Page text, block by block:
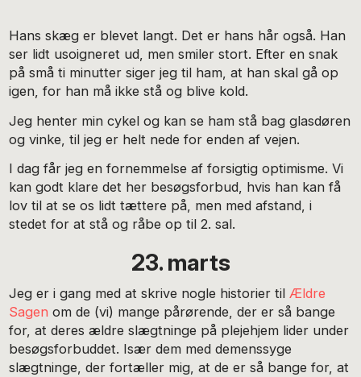
Hans skæg er blevet langt. Det er hans hår også. Han
ser lidt usoigneret ud, men smiler stort. Efter en snak
på små ti minutter siger jeg til ham, at han skal gå op
igen, for han må ikke stå og blive kold.
Jeg henter min cykel og kan se ham stå bag glasdøren
og vinke, til jeg er helt nede for enden af vejen.
I dag får jeg en fornemmelse af forsigtig optimisme. Vi
kan godt klare det her besøgsforbud, hvis han kan få
lov til at se os lidt tættere på, men med afstand, i
stedet for at stå og råbe op til 2. sal.
23. marts
Jeg er i gang med at skrive nogle historier tilÆldre
Sagen om de (vi) mange pårørende, der er så bange
for, at deres ældre slægtninge på plejehjem lider under
besøgsforbuddet. Især dem med demenssyge
slægtninge, der fortæller mig, at de er så bange for, at